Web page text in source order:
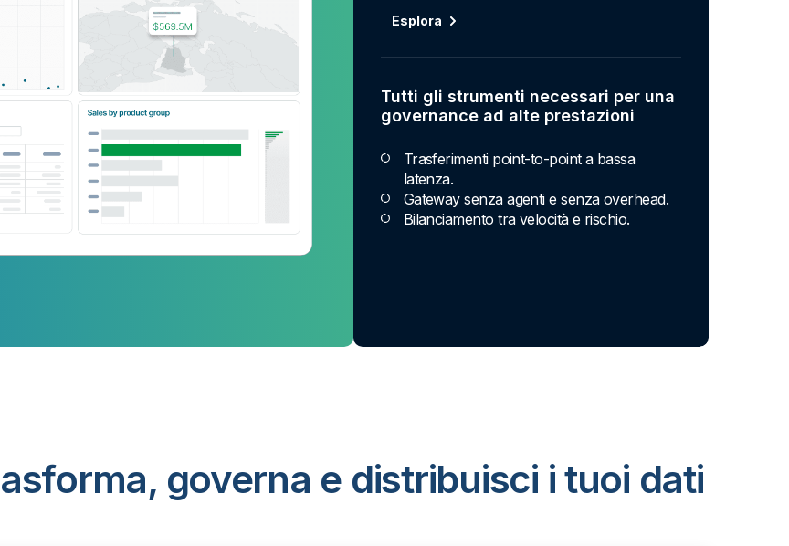
Esplora
Tutti gli strumenti necessari per una
governance ad alte prestazioni
Trasferimenti point-to-point a bassa
latenza.
Gateway senza agenti e senza overhead.
Bilanciamento tra velocità e rischio.
Vedi i pacchetti
Progettata per adattarsi al tuo modo
di lavorare
Supporta ELT, ETL e l’acquisizione in
streaming da un’unica soluzione.
Crea pipeline di qualità parallelamente ai
tuoi flussi di lavoro di integrazione, non
governa e distribuisci i tuoi dati